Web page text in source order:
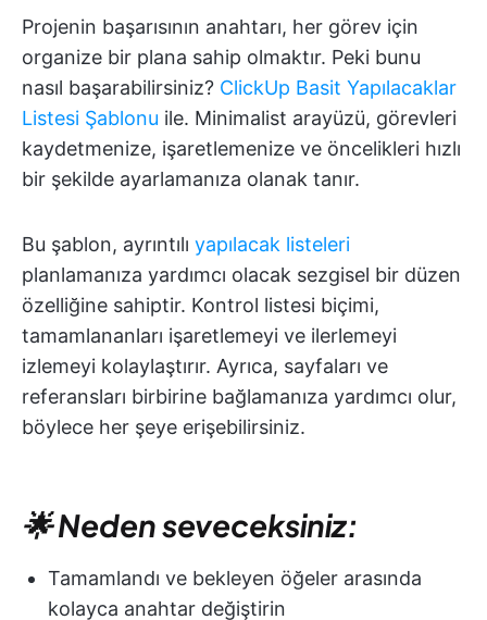
Projenin başarısının anahtarı, her görev için
organize bir plana sahip olmaktır. Peki bunu
nasıl başarabilirsiniz? ClickUp Basit Yapılacaklar
Listesi Şablonu ile. Minimalist arayüzü, görevleri
kaydetmenize, işaretlemenize ve öncelikleri hızlı
bir şekilde ayarlamanıza olanak tanır.
Bu şablon, ayrıntılı yapılacak listeleri
planlamanıza yardımcı olacak sezgisel bir düzen
özelliğine sahiptir. Kontrol listesi biçimi,
tamamlananları işaretlemeyi ve ilerlemeyi
izlemeyi kolaylaştırır. Ayrıca, sayfaları ve
referansları birbirine bağlamanıza yardımcı olur,
böylece her şeye erişebilirsiniz.
🌟 Neden seveceksiniz:
Tamamlandı ve bekleyen öğeler arasında
kolayca anahtar değiştirin